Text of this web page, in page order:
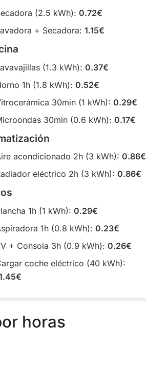
(2.5 kWh): 0.72€
+ Secadora: 1.15€
(1.3 kWh): 0.37€
1h (1.8 kWh): 0.52€
30min (1 kWh): 0.29€
30min (0.6 kWh): 0.17€
acondicionado 2h (3 kWh): 0.86€
eléctrico 2h (3 kWh): 0.86€
1h (1 kWh): 0.29€
1h (0.8 kWh): 0.23€
+ Consola 3h (0.9 kWh): 0.26€
coche eléctrico (40 kWh):
horas